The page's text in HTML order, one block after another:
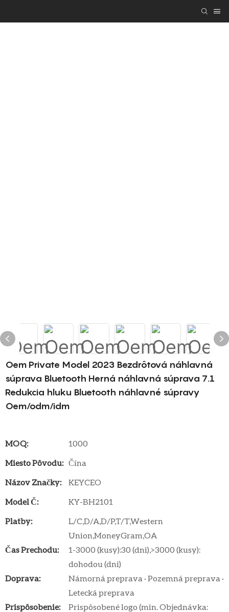
Oem Private Model 2023 Bezdrôtová náhlavná
súprava Bluetooth Herná náhlavná súprava 7.1
Redukcia hluku Bluetooth náhlavné súpravy
Oem/odm/idm
MOQ:
1000
Miesto Pôvodu: Čína
Názov Značky:
KEYCEO
Model Č:
KY-BH2101
Platby:
L/C,D/A,D/P,T/T,Western
Union,MoneyGram,OA
Čas Prechodu:
1-3000 (kusy):30 (dni),>3000 (kusy):
dohodou (dni)
Doprava:
Námorná preprava · Pozemná preprava ·
Letecká preprava
Prispôsobenie:
Prispôsobené logo (min. Objednávka: